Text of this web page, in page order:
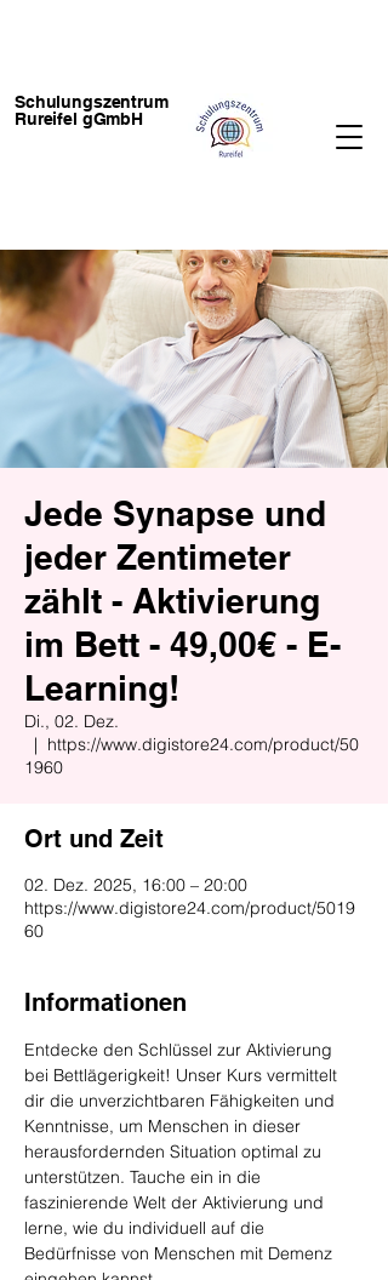
Schulungszentrum
Rureifel gGmbH
Jede Synapse und
jeder Zentimeter
zählt - Aktivierung
im Bett - 49,00€ - E-
Learning!
Di., 02. Dez.
  |
https://www.digistore24.com/product/50
1960
Ort und Zeit
02. Dez. 2025, 16:00 – 20:00
https://www.digistore24.com/product/5019
60
Informationen
Entdecke den Schlüssel zur Aktivierung
bei Bettlägerigkeit! Unser Kurs vermittelt
dir die unverzichtbaren Fähigkeiten und
Kenntnisse, um Menschen in dieser
herausfordernden Situation optimal zu
unterstützen. Tauche ein in die
faszinierende Welt der Aktivierung und
lerne, wie du individuell auf die
Bedürfnisse von Menschen mit Demenz